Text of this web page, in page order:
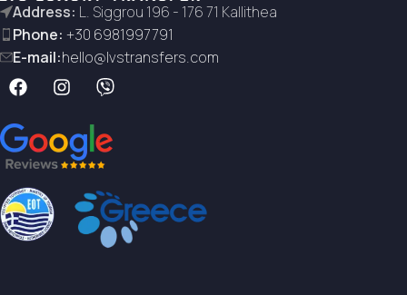
Address: L. Siggrou 196 - 176 71 Kallithea
Phone: +30 6981997791
E-mail:hello@lvstransfers.com